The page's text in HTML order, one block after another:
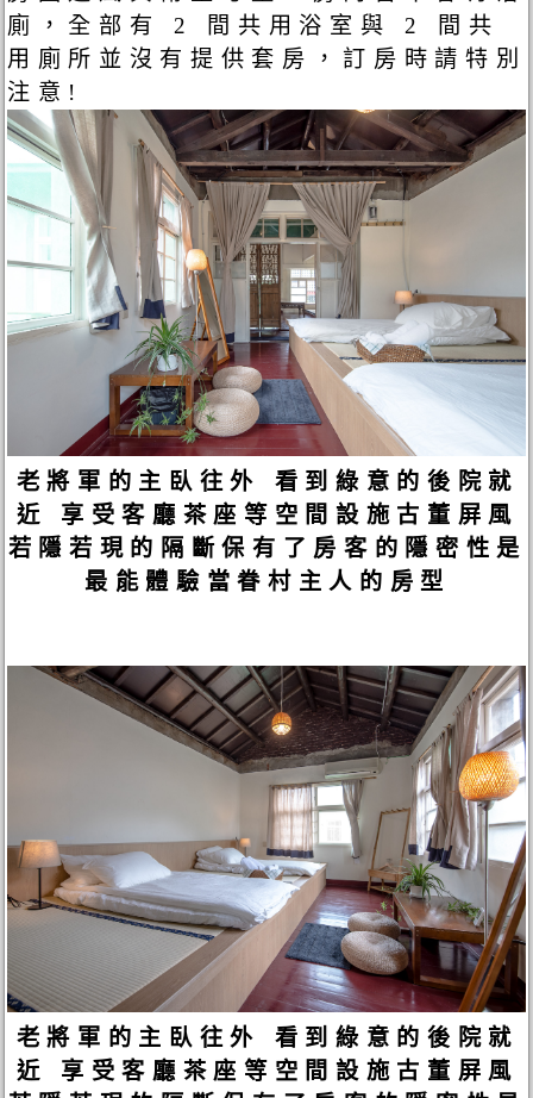
廁，全部有 2 間共用浴室與 2 間共
用廁所並沒有提供套房，訂房時請特別
注意!
老將軍的主臥往外 看到綠意的後院就
近 享受客廳茶座等空間設施古董屏風
若隱若現的隔斷保有了房客的隱密性是
最能體驗當眷村主人的房型​
老將軍的主臥往外 看到綠意的後院就
近 享受客廳茶座等空間設施古董屏風